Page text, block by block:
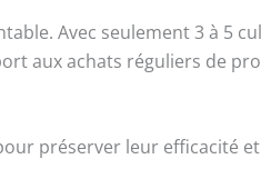
Avec seulement 3 à 5
aux achats réguliers de
préserver leur efficacité